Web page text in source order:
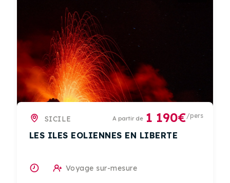
SICILE A partir de 1 190€/pers
LES ILES EOLIENNES EN LIBERTE
Voyage sur-mesure